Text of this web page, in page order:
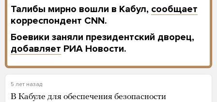
Талибы мирно вошли в Кабул, сообщает
корреспондент CNN.
Боевики заняли президентский дворец,
добавляет РИА Новости.
5 лет назад
В Кабуле для обеспечения безопасности